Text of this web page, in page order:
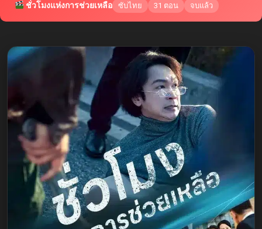
ชั่วโมงแห่งการช่วยเหลือ ซับไทย 31 ตอน จบแล้ว